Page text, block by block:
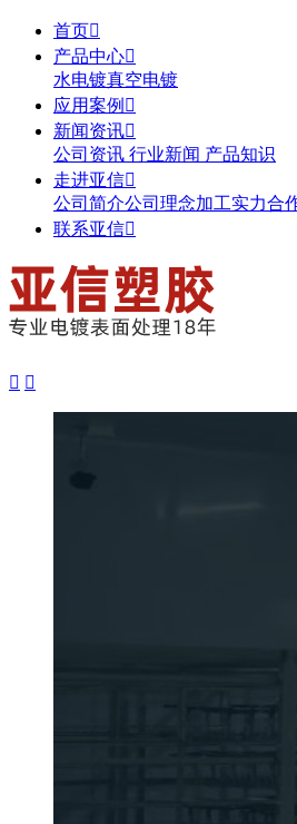
首页
产品中心
水电镀真空电镀
应用案例 
新闻资讯
公司资讯 行业新闻 产品知识
走进亚信
公司简介公司理念加工实力合
联系亚信
 